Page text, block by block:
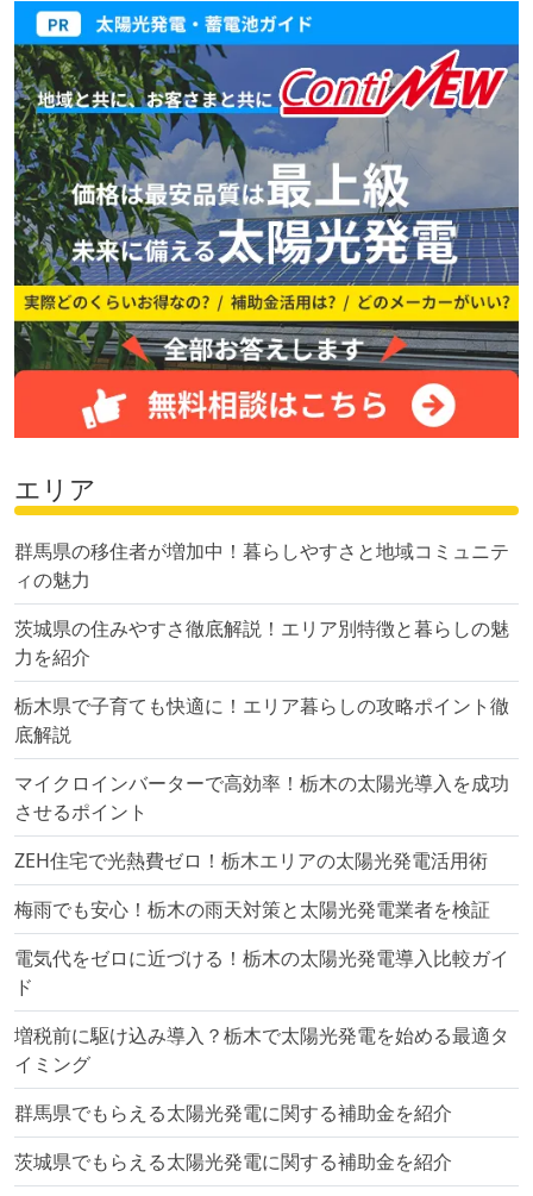
エリア
群馬県の移住者が増加中！暮らしやすさと地域コミュニテ
ィの魅力
茨城県の住みやすさ徹底解説！エリア別特徴と暮らしの魅
力を紹介
栃木県で子育ても快適に！エリア暮らしの攻略ポイント徹
底解説
マイクロインバーターで高効率！栃木の太陽光導入を成功
させるポイント
ZEH住宅で光熱費ゼロ！栃木エリアの太陽光発電活用術
梅雨でも安心！栃木の雨天対策と太陽光発電業者を検証
電気代をゼロに近づける！栃木の太陽光発電導入比較ガイ
ド
増税前に駆け込み導入？栃木で太陽光発電を始める最適タ
イミング
群馬県でもらえる太陽光発電に関する補助金を紹介
茨城県でもらえる太陽光発電に関する補助金を紹介